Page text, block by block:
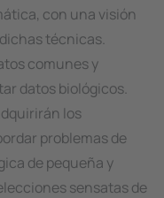
con una visión
técnicas.
comunes y
datos biológicos.
los
problemas de
de pequeña y
sensatas de